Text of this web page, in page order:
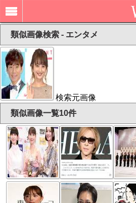
類似画像検索 - エンタメ
検索元画像
類似画像一覧10件